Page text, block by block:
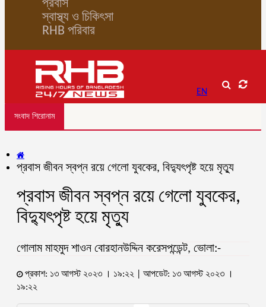
প্রবাস
স্বাস্থ্য ও চিকিৎসা
RHB পরিবার
EN
সংবাদ শিরোনাম
প্রবাস জীবন স্বপ্ন রয়ে গেলো যুবকের, বিদ্যুৎপৃষ্ট হয়ে মৃত্যু
প্রবাস জীবন স্বপ্ন রয়ে গেলো যুবকের,
বিদ্যুৎপৃষ্ট হয়ে মৃত্যু
গোলাম মাহমুদ শাওন বোরহানউদ্দিন করেসপন্ডেন্ট, ভোলা:-
প্রকাশ: ১৩ আগস্ট ২০২৩ । ১৯:২২ | আপডেট: ১৩ আগস্ট ২০২৩ ।
১৯:২২